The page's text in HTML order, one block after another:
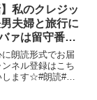
私のクレジッ
夫婦と旅行に
ァは留守番頼
カード〇〇だ
果
朗読形式でお届
ネル登録はこち
ます☆#朗読#ス